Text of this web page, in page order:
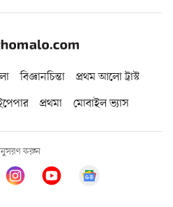
বিজ্ঞানচিন্তা
প্রথম আলো ট্রাস্ট
প্রথমা মোবাইল ভ্যাস
করুন